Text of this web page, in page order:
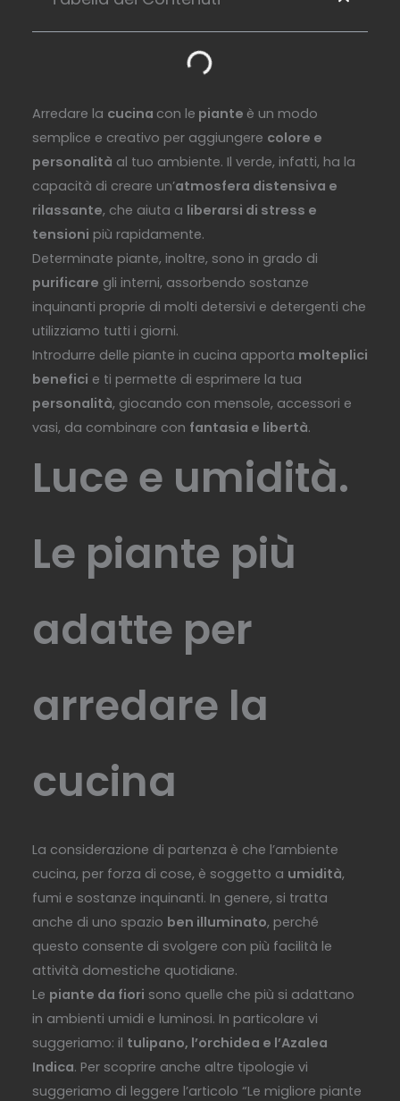
Arredare la cucina con le piante è un modo
semplice e creativo per aggiungere colore e
personalità al tuo ambiente. Il verde, infatti, ha la
capacità di creare un’atmosfera distensiva e
rilassante, che aiuta a liberarsi di stress e
tensioni più rapidamente.
Determinate piante, inoltre, sono in grado di
purificare gli interni, assorbendo sostanze
inquinanti proprie di molti detersivi e detergenti che
utilizziamo tutti i giorni.
Introdurre delle piante in cucina apporta molteplici
benefici e ti permette di esprimere la tua
personalità, giocando con mensole, accessori e
vasi, da combinare con fantasia e libertà.
Luce e umidità.
Le piante più
adatte per
arredare la
cucina
La considerazione di partenza è che l’ambiente
cucina, per forza di cose, è soggetto a umidità,
fumi e sostanze inquinanti. In genere, si tratta
anche di uno spazio ben illuminato, perché
questo consente di svolgere con più facilità le
attività domestiche quotidiane.
Le piante da fiori sono quelle che più si adattano
in ambienti umidi e luminosi. In particolare vi
suggeriamo: il tulipano, l’orchidea e l’Azalea
Indica. Per scoprire anche altre tipologie vi
suggeriamo di leggere l’articolo “Le migliore piante